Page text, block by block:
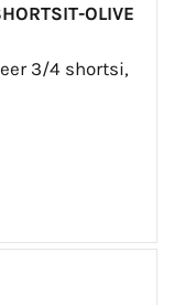
OLIVE
3/4 shortsi,